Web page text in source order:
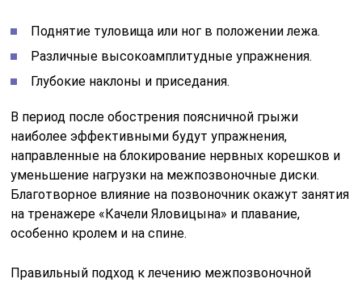
Поднятие туловища или ног в положении лежа.
Различные высокоамплитудные упражнения.
Глубокие наклоны и приседания.
В период после обострения поясничной грыжи
наиболее эффективными будут упражнения,
направленные на блокирование нервных корешков и
уменьшение нагрузки на межпозвоночные диски.
Благотворное влияние на позвоночник окажут занятия
на тренажере «Качели Яловицына» и плавание,
особенно кролем и на спине.
Правильный подход к лечению межпозвоночной